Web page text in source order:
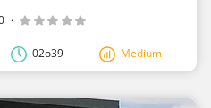
·
02o39 Medium